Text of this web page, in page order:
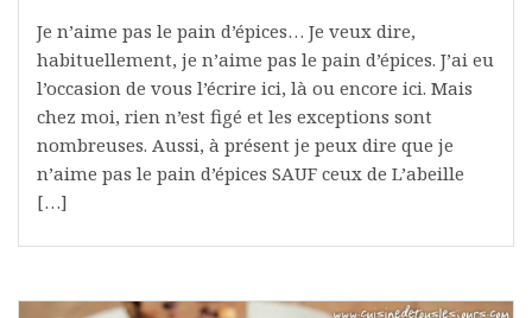
Je n’aime pas le pain d’épices… Je veux dire,
habituellement, je n’aime pas le pain d’épices. J’ai eu
l’occasion de vous l’écrire ici, là ou encore ici. Mais
chez moi, rien n’est figé et les exceptions sont
nombreuses. Aussi, à présent je peux dire que je
n’aime pas le pain d’épices SAUF ceux de L’abeille
[…]